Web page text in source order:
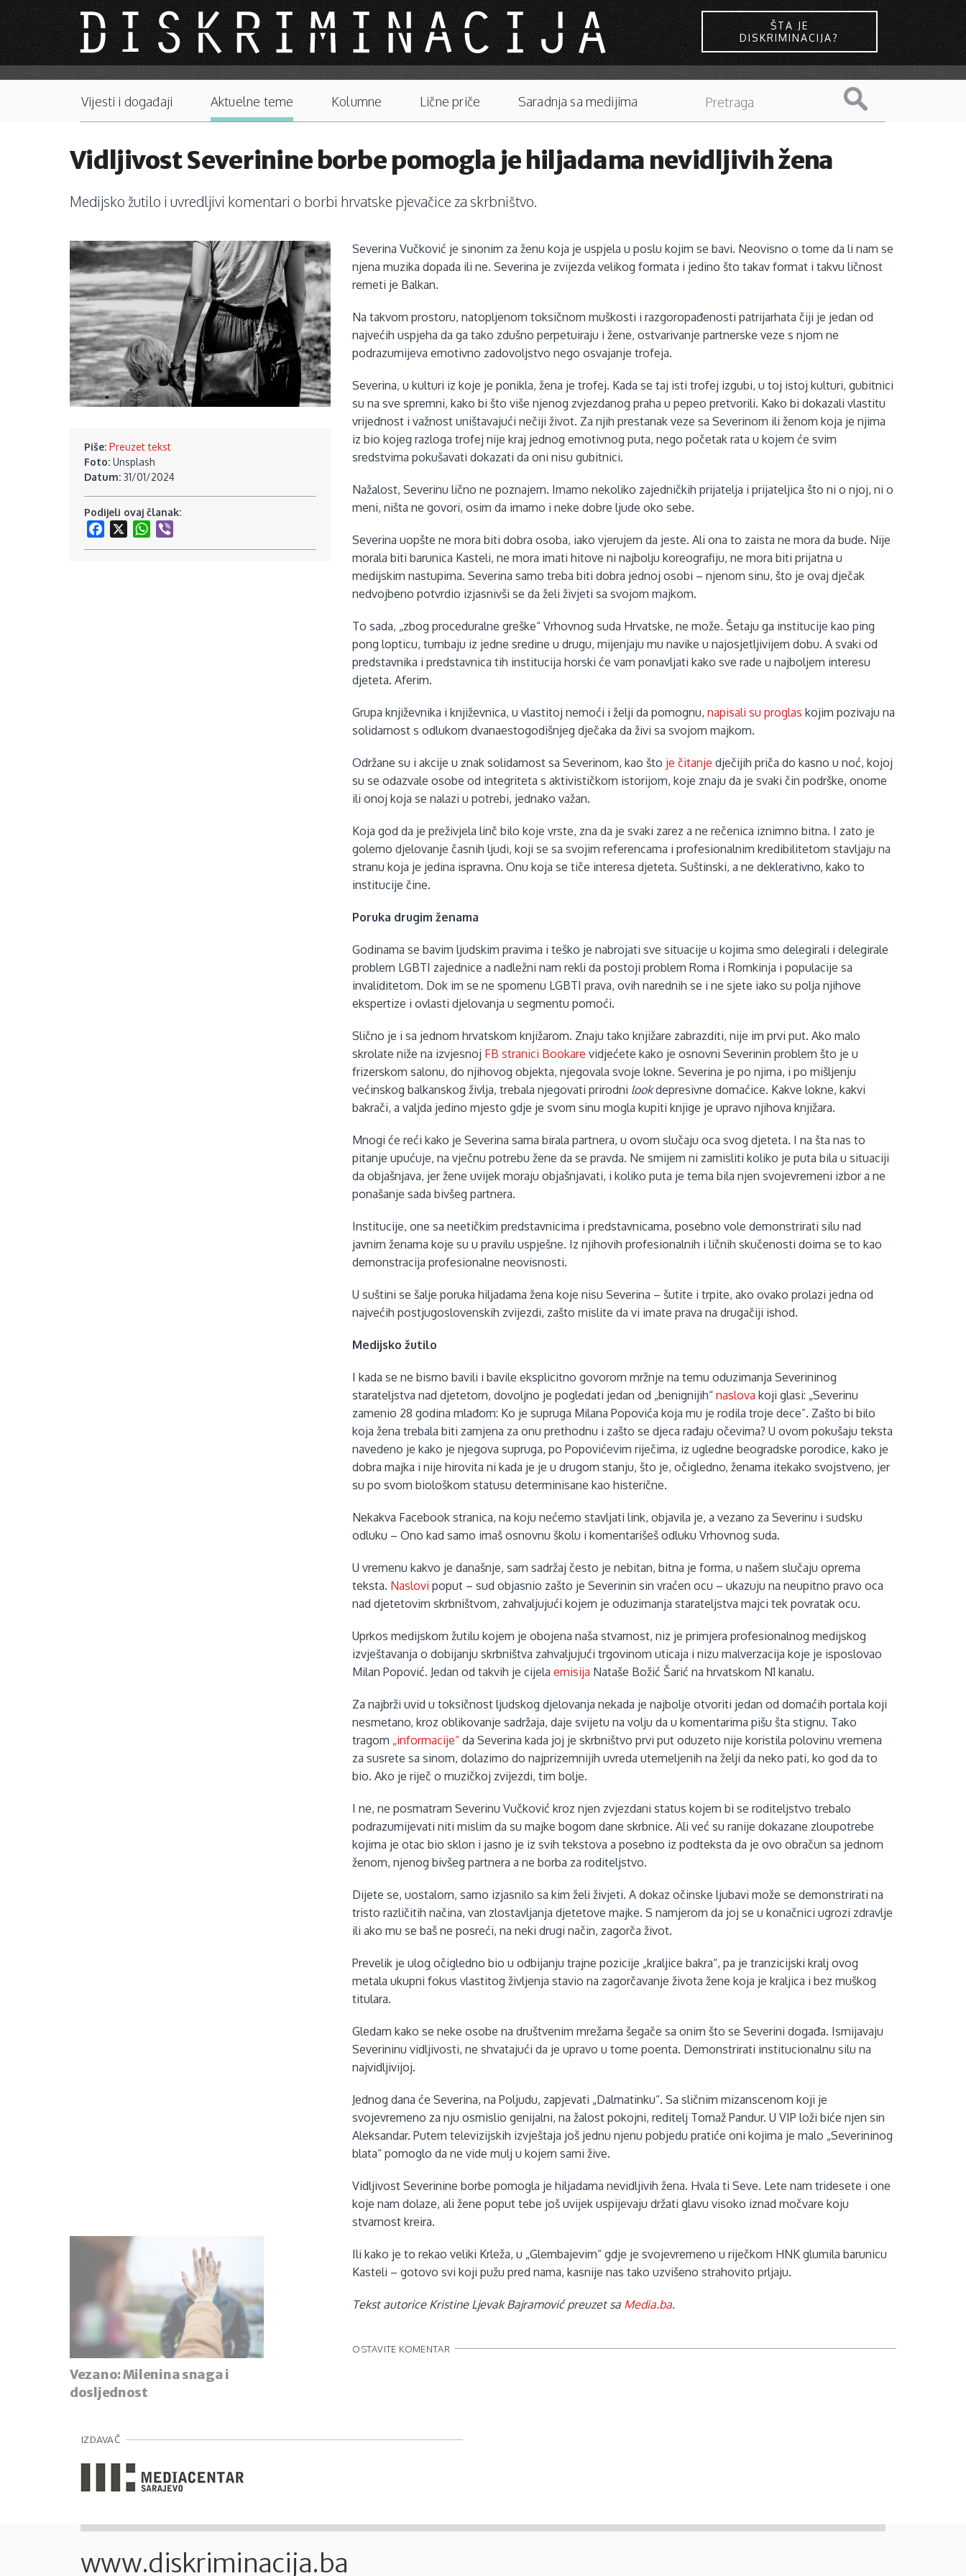
Skip to main content
ŠTA JE
DISKRIMINACIJA?
Main menu
Vijesti i događaji Aktuelne teme Kolumne Lične priče Saradnja sa medijima
Vidljivost Severinine borbe pomogla je hiljadama nevidljivih žena
Medijsko žutilo i uvredljivi komentari o borbi hrvatske pjevačice za skrbništvo.
Piše: Preuzet tekst
Foto: Unsplash
Datum: 31/01/2024
Podijeli ovaj članak:
Facebook
WhatsApp
Vezano:Milenina snaga i
dosljednost
Severina Vučković je sinonim za ženu koja je uspjela u poslu kojim se bavi. Neovisno o tome da li nam se
njena muzika dopada ili ne. Severina je zvijezda velikog formata i jedino što takav format i takvu ličnost
remeti je Balkan.
Na takvom prostoru, natopljenom toksičnom muškosti i razgoropađenosti patrijarhata čiji je jedan od
najvećih uspjeha da ga tako zdušno perpetuiraju i žene, ostvarivanje partnerske veze s njom ne
podrazumijeva emotivno zadovoljstvo nego osvajanje trofeja.
Severina, u kulturi iz koje je ponikla, žena je trofej. Kada se taj isti trofej izgubi, u toj istoj kulturi, gubitnici
su na sve spremni, kako bi što više njenog zvjezdanog praha u pepeo pretvorili. Kako bi dokazali vlastitu
vrijednost i važnost uništavajući nečiji život. Za njih prestanak veze sa Severinom ili ženom koja je njima
iz bio kojeg razloga trofej nije kraj jednog emotivnog puta, nego početak rata u kojem će svim
sredstvima pokušavati dokazati da oni nisu gubitnici.
Nažalost, Severinu lično ne poznajem. Imamo nekoliko zajedničkih prijatelja i prijateljica što ni o njoj, ni o
meni, ništa ne govori, osim da imamo i neke dobre ljude oko sebe.
Severina uopšte ne mora biti dobra osoba, iako vjerujem da jeste. Ali ona to zaista ne mora da bude. Nije
morala biti barunica Kasteli, ne mora imati hitove ni najbolju koreografiju, ne mora biti prijatna u
medijskim nastupima. Severina samo treba biti dobra jednoj osobi – njenom sinu, što je ovaj dječak
nedvojbeno potvrdio izjasnivši se da želi živjeti sa svojom majkom.
To sada, „zbog proceduralne greške“ Vrhovnog suda Hrvatske, ne može. Šetaju ga institucije kao ping
pong lopticu, tumbaju iz jedne sredine u drugu, mijenjaju mu navike u najosjetljivijem dobu. A svaki od
predstavnika i predstavnica tih institucija horski će vam ponavljati kako sve rade u najboljem interesu
djeteta. Aferim.
Grupa književnika i književnica, u vlastitoj nemoći i želji da pomognu,napisali su proglas kojim pozivaju na
solidarnost s odlukom dvanaestogodišnjeg dječaka da živi sa svojom majkom.
Održane su i akcije u znak solidarnost sa Severinom, kao što je čitanje dječijih priča do kasno u noć, kojoj
su se odazvale osobe od integriteta s aktivističkom istorijom, koje znaju da je svaki čin podrške, onome
ili onoj koja se nalazi u potrebi, jednako važan.
Koja god da je preživjela linč bilo koje vrste, zna da je svaki zarez a ne rečenica iznimno bitna. I zato je
golemo djelovanje časnih ljudi, koji se sa svojim referencama i profesionalnim kredibilitetom stavljaju na
stranu koja je jedina ispravna. Onu koja se tiče interesa djeteta. Suštinski, a ne deklerativno, kako to
institucije čine.
Poruka drugim ženama
Godinama se bavim ljudskim pravima i teško je nabrojati sve situacije u kojima smo delegirali i delegirale
problem LGBTI zajednice a nadležni nam rekli da postoji problem Roma i Romkinja i populacije sa
invaliditetom. Dok im se ne spomenu LGBTI prava, ovih narednih se i ne sjete iako su polja njihove
ekspertize i ovlasti djelovanja u segmentu pomoći.
Slično je i sa jednom hrvatskom knjižarom. Znaju tako knjižare zabrazditi, nije im prvi put. Ako malo
skrolate niže na izvjesnoj FB stranici Bookare vidjećete kako je osnovni Severinin problem što je u
frizerskom salonu, do njihovog objekta, njegovala svoje lokne. Severina je po njima, i po mišljenju
većinskog balkanskog življa, trebala njegovati prirodni lookdepresivne domaćice. Kakve lokne, kakvi
bakrači, a valjda jedino mjesto gdje je svom sinu mogla kupiti knjige je upravo njihova knjižara.
Mnogi će reći kako je Severina sama birala partnera, u ovom slučaju oca svog djeteta. I na šta nas to
pitanje upućuje, na vječnu potrebu žene da se pravda. Ne smijem ni zamisliti koliko je puta bila u situaciji
da objašnjava, jer žene uvijek moraju objašnjavati, i koliko puta je tema bila njen svojevremeni izbor a ne
ponašanje sada bivšeg partnera.
Institucije, one sa neetičkim predstavnicima i predstavnicama, posebno vole demonstrirati silu nad
javnim ženama koje su u pravilu uspješne. Iz njihovih profesionalnih i ličnih skučenosti doima se to kao
demonstracija profesionalne neovisnosti.
U suštini se šalje poruka hiljadama žena koje nisu Severina – šutite i trpite, ako ovako prolazi jedna od
najvećih postjugoslovenskih zvijezdi, zašto mislite da vi imate prava na drugačiji ishod.
Medijsko žutilo
I kada se ne bismo bavili i bavile eksplicitno govorom mržnje na temu oduzimanja Severininog
starateljstva nad djetetom, dovoljno je pogledati jedan od „benignijih“naslova koji glasi: „Severinu
zamenio 28 godina mlađom: Ko je supruga Milana Popovića koja mu je rodila troje dece”. Zašto bi bilo
koja žena trebala biti zamjena za onu prethodnu i zašto se djeca rađaju očevima? U ovom pokušaju teksta
navedeno je kako je njegova supruga, po Popovićevim riječima, iz ugledne beogradske porodice, kako je
dobra majka i nije hirovita ni kada je je u drugom stanju, što je, očigledno, ženama itekako svojstveno, jer
su po svom biološkom statusu determinisane kao histerične.
Nekakva Facebook stranica, na koju nećemo stavljati link, objavila je, a vezano za Severinu i sudsku
odluku – Ono kad samo imaš osnovnu školu i komentarišeš odluku Vrhovnog suda.
U vremenu kakvo je današnje, sam sadržaj često je nebitan, bitna je forma, u našem slučaju oprema
teksta. Naslovi poput – sud objasnio zašto je Severinin sin vraćen ocu – ukazuju na neupitno pravo oca
nad djetetovim skrbništvom, zahvaljujući kojem je oduzimanja starateljstva majci tek povratak ocu.
Uprkos medijskom žutilu kojem je obojena naša stvarnost, niz je primjera profesionalnog medijskog
izvještavanja o dobijanju skrbništva zahvaljujući trgovinom uticaja i nizu malverzacija koje je isposlovao
Milan Popović. Jedan od takvih je cijela emisija Nataše Božić Šarić na hrvatskom N1 kanalu.
Za najbrži uvid u toksičnost ljudskog djelovanja nekada je najbolje otvoriti jedan od domaćih portala koji
nesmetano, kroz oblikovanje sadržaja, daje svijetu na volju da u komentarima pišu šta stignu. Tako
tragom „informacije“ da Severina kada joj je skrbništvo prvi put oduzeto nije koristila polovinu vremena
za susrete sa sinom, dolazimo do najprizemnijih uvreda utemeljenih na želji da neko pati, ko god da to
bio. Ako je riječ o muzičkoj zvijezdi, tim bolje.
I ne, ne posmatram Severinu Vučković kroz njen zvjezdani status kojem bi se roditeljstvo trebalo
podrazumijevati niti mislim da su majke bogom dane skrbnice. Ali već su ranije dokazane zloupotrebe
kojima je otac bio sklon i jasno je iz svih tekstova a posebno iz podteksta da je ovo obračun sa jednom
ženom, njenog bivšeg partnera a ne borba za roditeljstvo.
Dijete se, uostalom, samo izjasnilo sa kim želi živjeti. A dokaz očinske ljubavi može se demonstrirati na
tristo različitih načina, van zlostavljanja djetetove majke. S namjerom da joj se u konačnici ugrozi zdravlje
ili ako mu se baš ne posreći, na neki drugi način, zagorča život.
Prevelik je ulog očigledno bio u odbijanju trajne pozicije „kraljice bakra“, pa je tranzicijski kralj ovog
metala ukupni fokus vlastitog življenja stavio na zagorčavanje života žene koja je kraljica i bez muškog
titulara.
Gledam kako se neke osobe na društvenim mrežama šegače sa onim što se Severini događa. Ismijavaju
Severininu vidljivosti, ne shvatajući da je upravo u tome poenta. Demonstrirati institucionalnu silu na
najvidljivijoj.
Jednog dana će Severina, na Poljudu, zapjevati „Dalmatinku“. Sa sličnim mizanscenom koji je
svojevremeno za nju osmislio genijalni, na žalost pokojni, reditelj Tomaž Pandur. U VIP loži biće njen sin
Aleksandar. Putem televizijskih izvještaja još jednu njenu pobjedu pratiće oni kojima je malo „Severininog
blata“ pomoglo da ne vide mulj u kojem sami žive.
Vidljivost Severinine borbe pomogla je hiljadama nevidljivih žena. Hvala ti Seve. Lete nam tridesete i one
koje nam dolaze, ali žene poput tebe još uvijek uspijevaju držati glavu visoko iznad močvare koju
stvarnost kreira.
Ili kako je to rekao veliki Krleža, u „Glembajevim“ gdje je svojevremeno u riječkom HNK glumila barunicu
Kasteli – gotovo svi koji pužu pred nama, kasnije nas tako uzvišeno strahovito prljaju.
Tekst autorice Kristine Ljevak Bajramović preuzet sa Media.ba.
OSTAVITE KOMENTAR
IZDAVAČ
www.diskriminacija.ba